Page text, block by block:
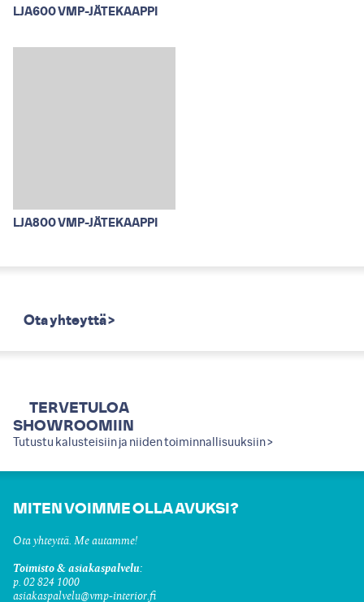
LJA600 VMP-JÄTEKAAPPI
LJA800 VMP-JÄTEKAAPPI
Ota yhteyttä >
TERVETULOA
SHOWROOMIIN
Tutustu kalusteisiin ja niiden toiminnallisuuksiin >
MITEN VOIMME OLLA AVUKSI?
Ota yhteyttä. Me autamme!
Toimisto & asiakaspalvelu:
p. 02 824 1000
asiakaspalvelu@vmp-interior.fi